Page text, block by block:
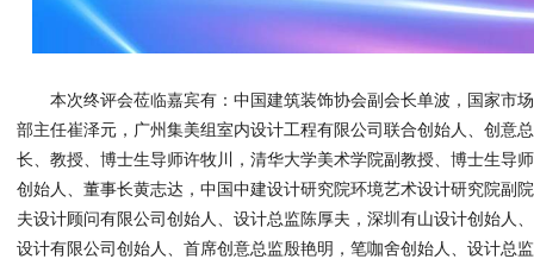
本次终评会莅临嘉宾有：中国建筑装饰协会副会长单波，国家市
部主任崔泽元，广州集美组室内设计工程有限公司联合创始人、创意
长、教授、博士生导师许牧川，清华大学美术学院副教授、博士生导
创始人、董事长黄志达，中国中建设计研究院环境艺术设计研究院副
夫设计顾问有限公司创始人、设计总监陈厚夫，深圳有山设计创始人
设计有限公司创始人、首席创意总监殷艳明，笔咖舍创始人、设计总